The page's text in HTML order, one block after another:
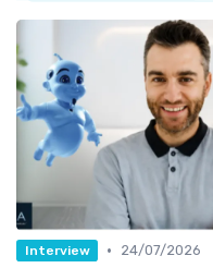
Interview •
24/07/2026